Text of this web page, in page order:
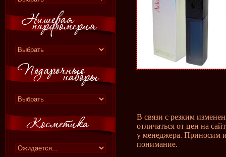
В связи с резким
отличаться от цен на
у менеджера. Приносим
понимание.